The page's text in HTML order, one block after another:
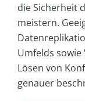
die Sicherheit
meistern.
Umfelds
Lösen von
genauer